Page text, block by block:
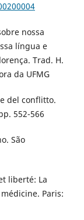
nossa
língua e
Trad. H.
da UFMG
del conflitto.
552-566
São
liberté: La
Paris: